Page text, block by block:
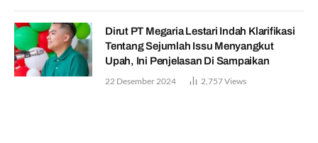
Dirut PT Megaria Lestari Indah Klarifikasi
Tentang Sejumlah Issu Menyangkut
Upah, Ini Penjelasan Di Sampaikan
22 Desember 2024 2,757Views